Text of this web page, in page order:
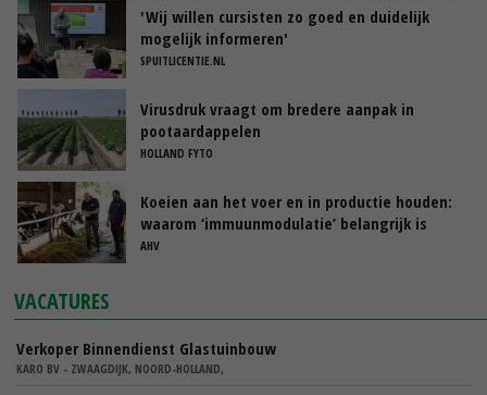
'Wij willen cursisten zo goed en duidelijk
mogelijk informeren'
SPUITLICENTIE.NL
Virusdruk vraagt om bredere aanpak in
pootaardappelen
HOLLAND FYTO
Koeien aan het voer en in productie houden:
waarom ‘immuunmodulatie’ belangrijk is
tijdens de transitieperiode
AHV
VACATURES
Verkoper Binnendienst Glastuinbouw
KARO BV - ZWAAGDIJK, NOORD-HOLLAND,